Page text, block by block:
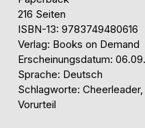
216 Seiten
ISBN-13: 9783749480616
Verlag: Books on Demand
Erscheinungsdatum:
Sprache: Deutsch
Schlagworte:
Vorurteil